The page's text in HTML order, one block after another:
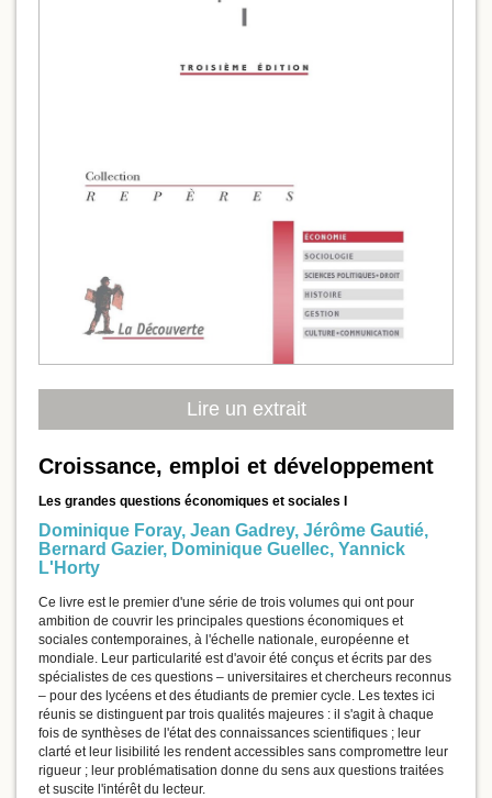
Lire un extrait
Croissance, emploi et développement
Les grandes questions économiques et sociales I
Dominique Foray, Jean Gadrey, Jérôme Gautié,
Bernard Gazier, Dominique Guellec, Yannick
L'Horty
Ce livre est le premier d'une série de trois volumes qui ont pour
ambition de couvrir les principales questions économiques et
sociales contemporaines, à l'échelle nationale, européenne et
mondiale. Leur particularité est d'avoir été conçus et écrits par des
spécialistes de ces questions – universitaires et chercheurs reconnus
– pour des lycéens et des étudiants de premier cycle. Les textes ici
réunis se distinguent par trois qualités majeures : il s'agit à chaque
fois de synthèses de l'état des connaissances scientifiques ; leur
clarté et leur lisibilité les rendent accessibles sans compromettre leur
rigueur ; leur problématisation donne du sens aux questions traitées
et suscite l'intérêt du lecteur.